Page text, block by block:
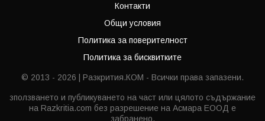
Контакти
Общи условия
Политика за поверителност
Политика за бисквитките
© 2013 - 2026 | Разкрития.КОМ - Всички права запазени.
зползването и публикуването на част или цялото съдържание
на Razkritia.com без разрешение на Асмара ЕООД е
забранено.